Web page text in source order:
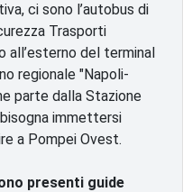
ci sono l’autobus di
Trasporti
all’esterno del terminal
regionale "Napoli-
parte dalla Stazione
bisogna immettersi
a Pompei Ovest.
presenti guide